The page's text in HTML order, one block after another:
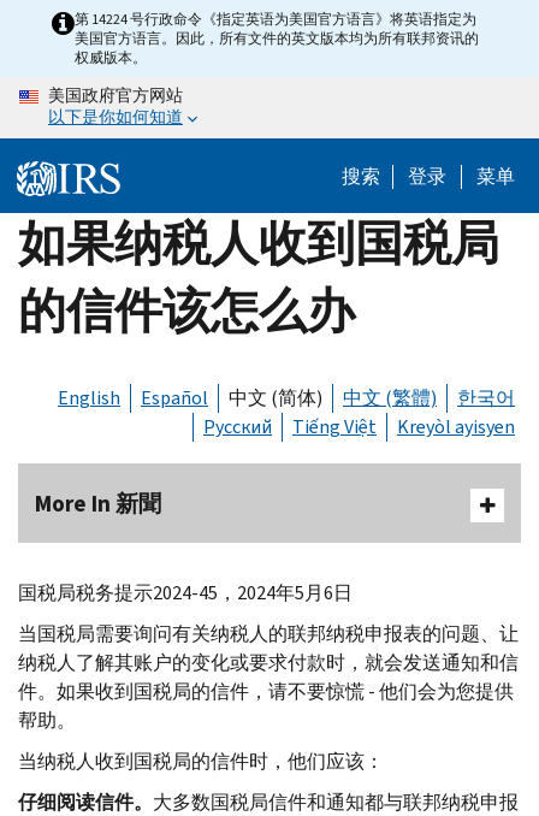
content
第 14224 号行政命令《指定英语为美国官方语言》将英语指定为
美国官方语言。因此，所有文件的英文版本均为所有联邦资讯的
权威版本。
美国政府官方网站
以下是你如何知道
搜索 登录 菜单
如果纳税人收到国税局
的信件该怎么办
English Español 中文 (简体) 中文 (繁體)
한국어
Русский
Tiếng Việt Kreyòl ayisyen
More In 新聞
国税局税务提示2024-45，2024年5月6日
当国税局需要询问有关纳税人的联邦纳税申报表的问题、让
纳税人了解其账户的变化或要求付款时，就会发送通知和信
件。如果收到国税局的信件，请不要惊慌 - 他们会为您提供
帮助。
当纳税人收到国税局的信件时，他们应该：
仔细阅读信件。 大多数国税局信件和通知都与联邦纳税申报